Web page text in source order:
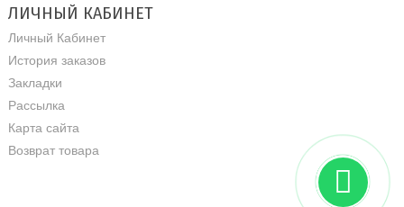
ЛИЧНЫЙ КАБИНЕТ
Личный Кабинет
История заказов
Закладки
Рассылка
Карта сайта
Возврат товара